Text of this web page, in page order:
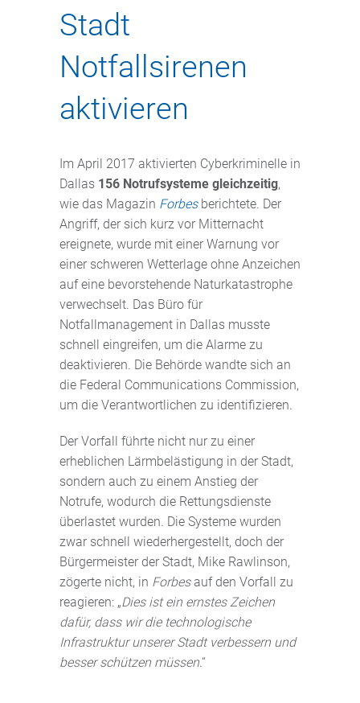
Stadt
Notfallsirenen
aktivieren
Im April 2017 aktivierten Cyberkriminelle in
Dallas 156 Notrufsysteme gleichzeitig,
wie das Magazin Forbesberichtete. Der
Angriff, der sich kurz vor Mitternacht
ereignete, wurde mit einer Warnung vor
einer schweren Wetterlage ohne Anzeichen
auf eine bevorstehende Naturkatastrophe
verwechselt. Das Büro für
Notfallmanagement in Dallas musste
schnell eingreifen, um die Alarme zu
deaktivieren. Die Behörde wandte sich an
die Federal Communications Commission,
um die Verantwortlichen zu identifizieren.
Der Vorfall führte nicht nur zu einer
erheblichen Lärmbelästigung in der Stadt,
sondern auch zu einem Anstieg der
Notrufe, wodurch die Rettungsdienste
überlastet wurden. Die Systeme wurden
zwar schnell wiederhergestellt, doch der
Bürgermeister der Stadt, Mike Rawlinson,
zögerte nicht, in Forbesauf den Vorfall zu
reagieren: „Dies ist ein ernstes Zeichen
dafür, dass wir die technologische
Infrastruktur unserer Stadt verbessern und
besser schützen müssen.“